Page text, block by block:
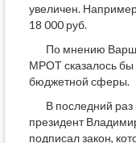
увеличен.
18 000 руб.
По мнению
МРОТ сказалось бы
бюджетной сферы.
В последний
президент
подписал закон,